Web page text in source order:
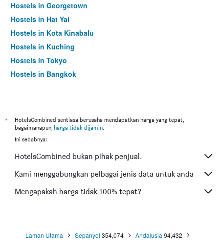
Hostels in Georgetown
Hostels in Hat Yai
Hostels in Kota Kinabalu
Hostels in Kuching
Hostels in Tokyo
Hostels in Bangkok
*
HotelsCombined sentiasa berusaha mendapatkan harga yang tepat,
bagaimanapun, harga tidak dijamin.
Ini sebabnya:
HotelsCombined bukan pihak penjual.
Kami menggabungkan pelbagai jenis data untuk anda
Mengapakah harga tidak 100% tepat?
Laman Utama Sepanyol 354,074 Andalusia 94,432